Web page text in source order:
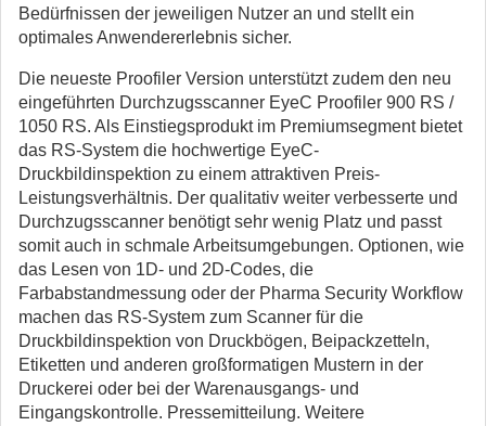
Bedürfnissen der jeweiligen Nutzer an und stellt ein
optimales Anwendererlebnis sicher.
Die neueste Proofiler Version unterstützt zudem den neu
eingeführten Durchzugsscanner EyeC Proofiler 900 RS /
1050 RS. Als Einstiegsprodukt im Premiumsegment bietet
das RS-System die hochwertige EyeC-
Druckbildinspektion zu einem attraktiven Preis-
Leistungsverhältnis. Der qualitativ weiter verbesserte und
Durchzugsscanner benötigt sehr wenig Platz und passt
somit auch in schmale Arbeitsumgebungen. Optionen, wie
das Lesen von 1D- und 2D-Codes, die
Farbabstandmessung oder der Pharma Security Workflow
machen das RS-System zum Scanner für die
Druckbildinspektion von Druckbögen, Beipackzetteln,
Etiketten und anderen großformatigen Mustern in der
Druckerei oder bei der Warenausgangs- und
Eingangskontrolle. Pressemitteilung. Weitere